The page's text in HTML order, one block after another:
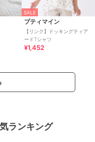
SALE
プティマイン
【リンク】ドッキングティア
ードTシャツ
¥1,452
ランキング